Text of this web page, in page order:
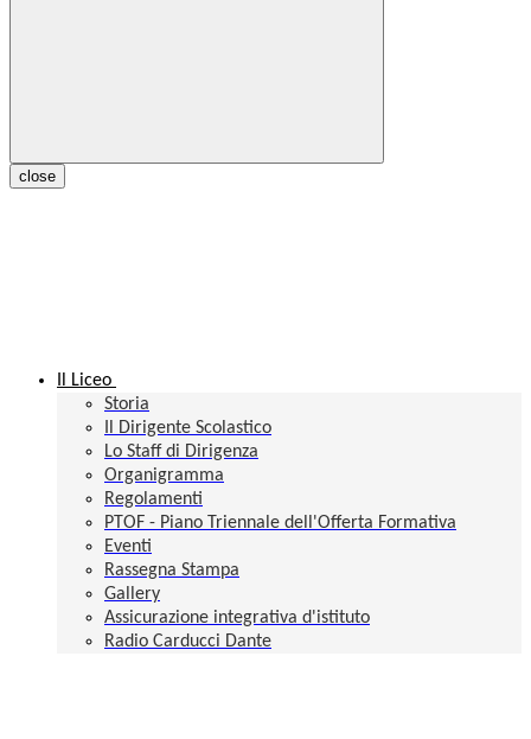
close
Il Liceo
Storia
Il Dirigente Scolastico
Lo Staff di Dirigenza
Organigramma
Regolamenti
PTOF - Piano Triennale dell'Offerta Formativa
Eventi
Rassegna Stampa
Gallery
Assicurazione integrativa d'istituto
Radio Carducci Dante